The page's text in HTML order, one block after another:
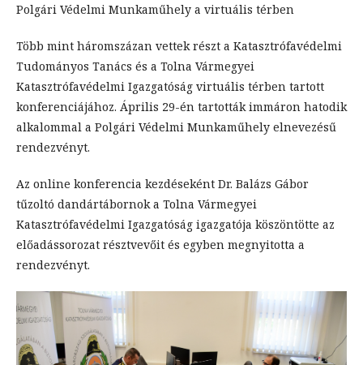
Polgári Védelmi Munkaműhely a virtuális térben
Több mint háromszázan vettek részt a Katasztrófavédelmi
Tudományos Tanács és a Tolna Vármegyei
Katasztrófavédelmi Igazgatóság virtuális térben tartott
konferenciájához. Április 29-én tartották immáron hatodik
alkalommal a Polgári Védelmi Munkaműhely elnevezésű
rendezvényt.
Az online konferencia kezdéseként Dr. Balázs Gábor
tűzoltó dandártábornok a Tolna Vármegyei
Katasztrófavédelmi Igazgatóság igazgatója köszöntötte az
előadássorozat résztvevőit és egyben megnyitotta a
rendezvényt.